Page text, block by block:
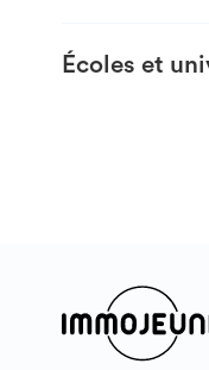
Écoles et